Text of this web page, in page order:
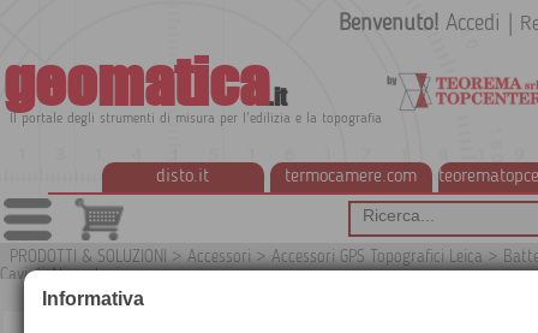
geomatica.it
Il portale degli strumenti di misura per l'edilizia e la topografia
disto.it termocamere.com
Benvenuto! Accedi
PRODOTTI & SOLUZIONI > Accessori > Accessori GPS Topografici Leica >
Cavi di Alimentazione
Informativa